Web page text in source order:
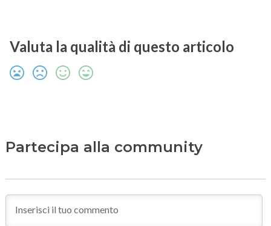
Valuta la qualità di questo articolo
Partecipa alla community